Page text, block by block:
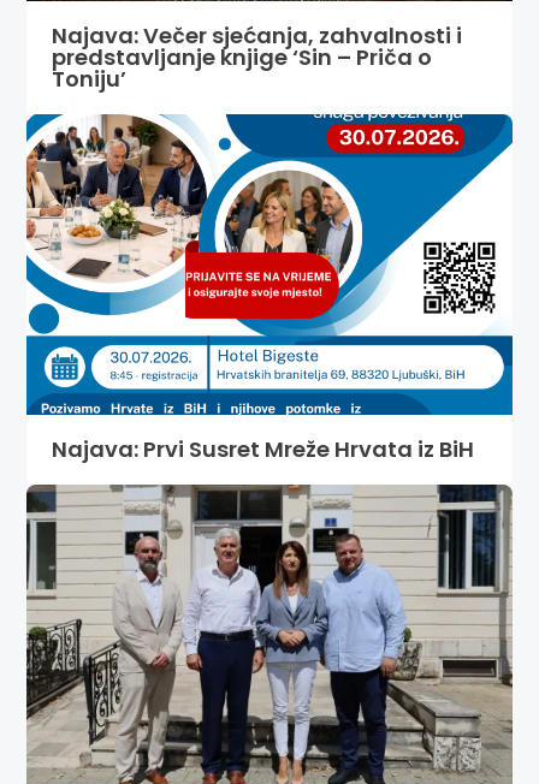
Najava: Večer sjećanja, zahvalnosti i
predstavljanje knjige ‘Sin – Priča o
Toniju’
Najava: Prvi Susret Mreže Hrvata iz BiH